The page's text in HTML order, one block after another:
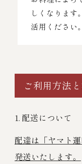
しくなります
活用ください。
ご利用方法
1. 配送について
配達は「ヤマト
発送いたします。